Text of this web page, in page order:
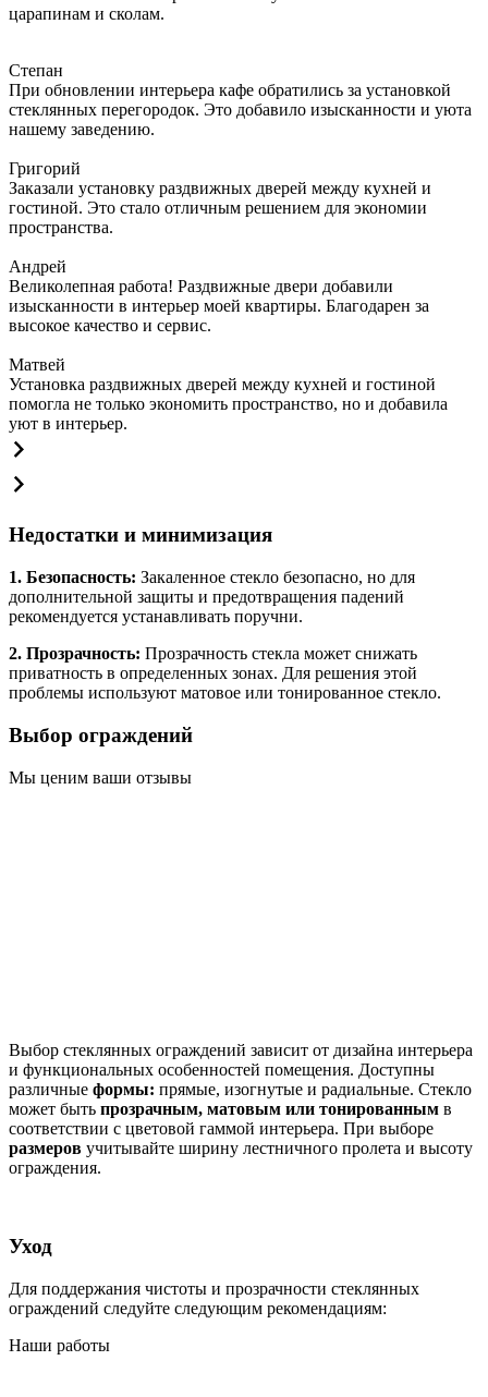
царапинам и сколам.
Степан
При обновлении интерьера кафе обратились за установкой
стеклянных перегородок. Это добавило изысканности и уюта
нашему заведению.
Григорий
Заказали установку раздвижных дверей между кухней и
гостиной. Это стало отличным решением для экономии
пространства.
Андрей
Великолепная работа! Раздвижные двери добавили
изысканности в интерьер моей квартиры. Благодарен за
высокое качество и сервис.
Матвей
Установка раздвижных дверей между кухней и гостиной
помогла не только экономить пространство, но и добавила
уют в интерьер.
Недостатки и минимизация
1. Безопасность: Закаленное стекло безопасно, но для
дополнительной защиты и предотвращения падений
рекомендуется устанавливать поручни.
2. Прозрачность: Прозрачность стекла может снижать
приватность в определенных зонах. Для решения этой
проблемы используют матовое или тонированное стекло.
Выбор ограждений
Мы ценим ваши отзывы
Выбор стеклянных ограждений зависит от дизайна интерьера
и функциональных особенностей помещения. Доступны
различные формы: прямые, изогнутые и радиальные. Стекло
может быть прозрачным, матовым или тонированным в
соответствии с цветовой гаммой интерьера. При выборе
размеров учитывайте ширину лестничного пролета и высоту
ограждения.
Уход
Для поддержания чистоты и прозрачности стеклянных
ограждений следуйте следующим рекомендациям:
Наши работы